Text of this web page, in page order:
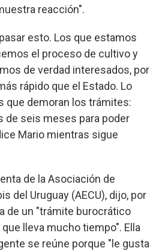
reacción".
esto. Los que estamos
el proceso de cultivo y
de verdad interesados, por
rápido que el Estado. Lo
que demoran los trámites:
de seis meses para poder
Mario mientras sigue
de la Asociación de
del Uruguay (AECU), dijo, por
de un "trámite burocrático
lleva mucho tiempo". Ella
se reúne porque "le gusta